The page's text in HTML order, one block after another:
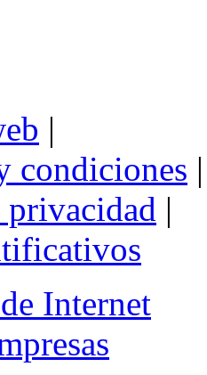
|
condiciones |
|
Internet